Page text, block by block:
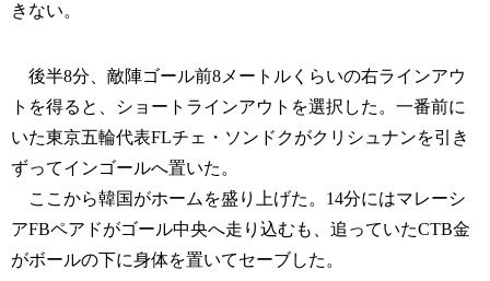
きない。
後半8分、敵陣ゴール前8メートルくらいの右ラインアウ
トを得ると、ショートラインアウトを選択した。一番前に
いた東京五輪代表FLチェ・ソンドクがクリシュナンを引き
ずってインゴールへ置いた。
ここから韓国がホームを盛り上げた。14分にはマレーシ
アFBペアドがゴール中央へ走り込むも、追っていたCTB金
がボールの下に身体を置いてセーブした。